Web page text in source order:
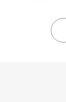
化学反応により
化石燃料のよう